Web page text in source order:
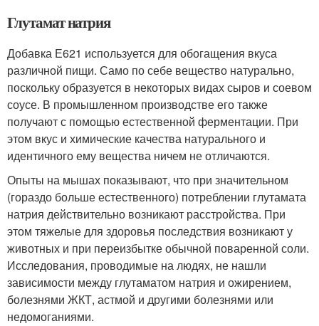
Глутамат натрия
Добавка Е621 используется для обогащения вкуса
различной пищи. Само по себе вещество натурально,
поскольку образуется в некоторых видах сыров и соевом
соусе. В промышленном производстве его также
получают с помощью естественной ферментации. При
этом вкус и химические качества натурального и
идентичного ему вещества ничем не отличаются.
Опыты на мышах показывают, что при значительном
(гораздо больше естественного) потреблении глутамата
натрия действительно возникают расстройства. При
этом тяжелые для здоровья последствия возникают у
животных и при переизбытке обычной поваренной соли.
Исследования, проводимые на людях, не нашли
зависимости между глутаматом натрия и ожирением,
болезнями ЖКТ, астмой и другими болезнями или
недомоганиями.